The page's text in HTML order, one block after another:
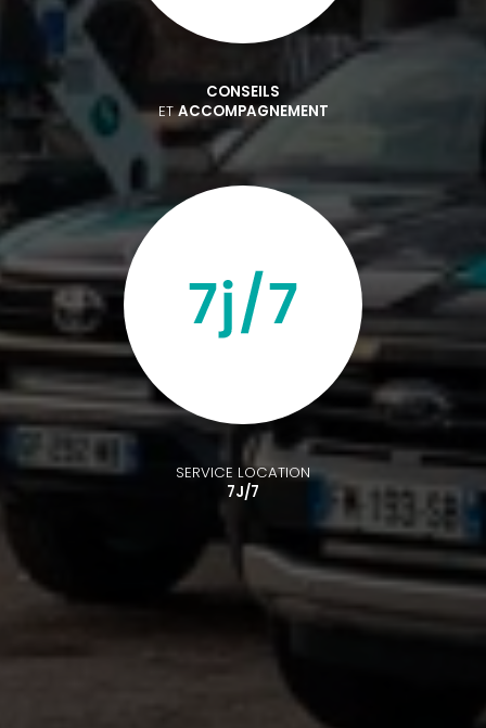
CONSEILS
ETACCOMPAGNEMENT
SERVICE LOCATION
7J/7